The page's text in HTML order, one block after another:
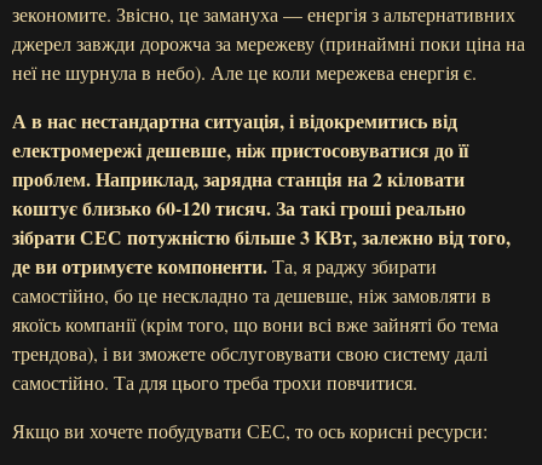
зекономите. Звісно, це замануха — енергія з альтернативних
джерел завжди дорожча за мережеву (принаймні поки ціна на
неї не шурнула в небо). Але це коли мережева енергія є.
А в нас нестандартна ситуація, і відокремитись від
електромережі дешевше, ніж пристосовуватися до її
проблем. Наприклад, зарядна станція на 2 кіловати
коштує близько 60-120 тисяч. За такі гроші реально
зібрати СЕС потужністю більше 3 КВт, залежно від того,
де ви отримуєте компоненти.Та, я раджу збирати
самостійно, бо це нескладно та дешевше, ніж замовляти в
якоїсь компанії (крім того, що вони всі вже зайняті бо тема
трендова), і ви зможете обслуговувати свою систему далі
самостійно. Та для цього треба трохи повчитися.
Якщо ви хочете побудувати СЕС, то ось корисні ресурси: